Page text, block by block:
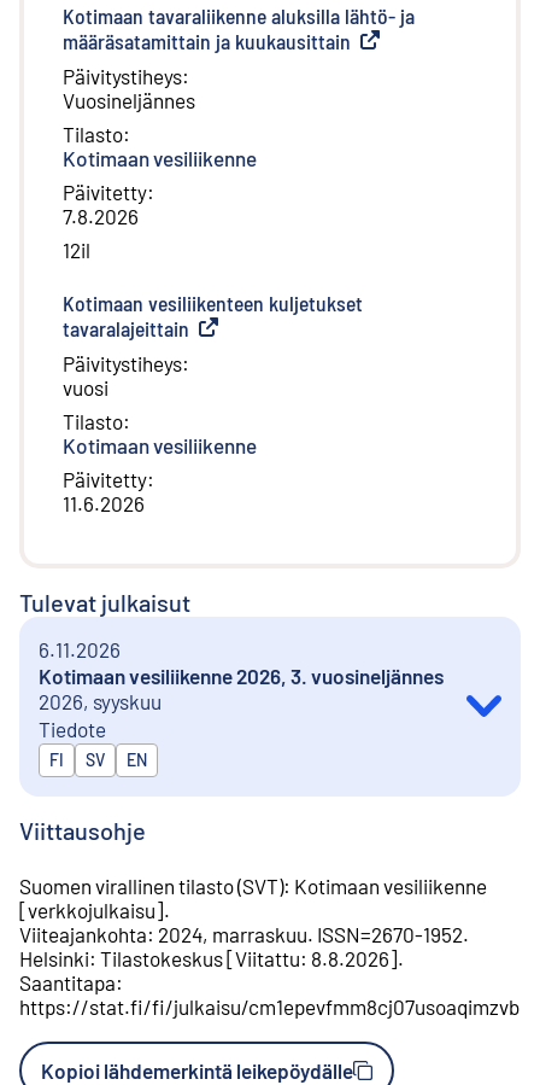
Kotimaan tavaraliikenne aluksilla lähtö- ja
määräsatamittain ja kuukausittain Ulkoinen linkki
Päivitystiheys:
Vuosineljännes
Tilasto:
Kotimaan vesiliikenne
Päivitetty:
7.8.2026
12il
Kotimaan vesiliikenteen kuljetukset
tavaralajeittain Ulkoinen linkki
Päivitystiheys:
vuosi
Tilasto:
Kotimaan vesiliikenne
Päivitetty:
11.6.2026
Tulevat julkaisut
6.11.2026
Kotimaan vesiliikenne 2026, 3. vuosineljännes
2026, syyskuu
Tiedote
Julkaistaan kielillä
FI SV EN
Viittausohje
Suomen virallinen tilasto (SVT): Kotimaan vesiliikenne
[verkkojulkaisu].
Viiteajankohta: 2024, marraskuu. ISSN=2670-1952.
Helsinki: Tilastokeskus [Viitattu: 8.8.2026].
Saantitapa:
https://stat.fi/fi/julkaisu/cm1epevfmm8cj07usoaqimzvb
Kopioi lähdemerkintä leikepöydälle